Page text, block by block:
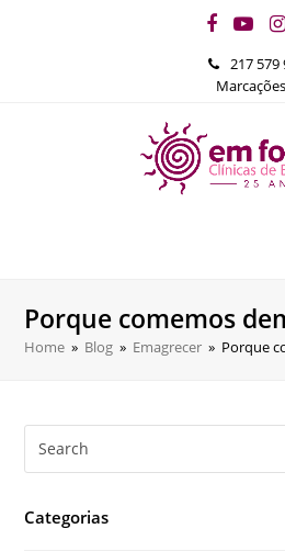
217 579
Marcações
Porque comemos
Home » Blog » Emagrecer » Porque
Categorias